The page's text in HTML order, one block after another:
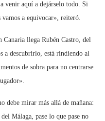
venir aquí a dejárselo todo. Si
vamos a equivocar», reiteró.
llega Rubén Castro, del
a descubrirlo, está rindiendo al
de sobra para no centrarse
debe mirar más allá de mañana:
Málaga, pase lo que pase no